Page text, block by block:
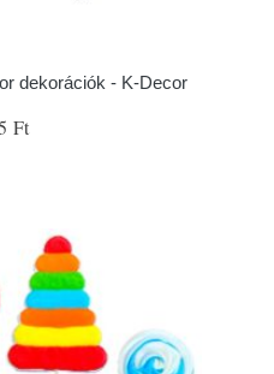
dekorációk - K-Decor
Ft